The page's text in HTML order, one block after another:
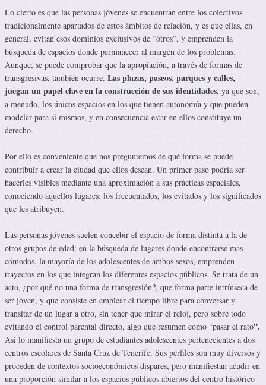
Lo cierto es que las personas jóvenes se encuentran entre los colectivos
tradicionalmente apartados de estos ámbitos de relación, y es que ellas, en
general, evitan esos dominios exclusivos de “otros”, y emprenden la
búsqueda de espacios donde permanecer al margen de los problemas.
Aunque, se puede comprobar que la apropiación, a través de formas de
transgresivas, también ocurre. Las plazas, paseos, parques y calles,
juegan un papel clave en la construcción de sus identidades, ya que son,
a menudo, los únicos espacios en los que tienen autonomía y que pueden
modelar para sí mismos, y en consecuencia estar en ellos constituye un
derecho.
Por ello es conveniente que nos preguntemos de qué forma se puede
contribuir a crear la ciudad que ellos desean. Un primer paso podría ser
hacerles visibles mediante una aproximación a sus prácticas espaciales,
conociendo aquellos lugares: los frecuentados, los evitados y los significados
que les atribuyen.
Las personas jóvenes suelen concebir el espacio de forma distinta a la de
otros grupos de edad: en la búsqueda de lugares donde encontrarse más
cómodos, la mayoría de los adolescentes de ambos sexos, emprenden
trayectos en los que integran los diferentes espacios públicos. Se trata de un
acto, ¿por qué no una forma de transgresión?, que forma parte intrínseca de
ser joven, y que consiste en emplear el tiempo libre para conversar y
transitar de un lugar a otro, sin tener que mirar el reloj, pero sobre todo
evitando el control parental directo, algo que resumen como “pasar el rato”.
Así lo manifiesta un grupo de estudiantes adolescentes pertenecientes a dos
centros escolares de Santa Cruz de Tenerife. Sus perfiles son muy diversos y
proceden de contextos socioeconómicos dispares, pero manifiestan acudir en
una proporción similar a los espacios públicos abiertos del centro histórico